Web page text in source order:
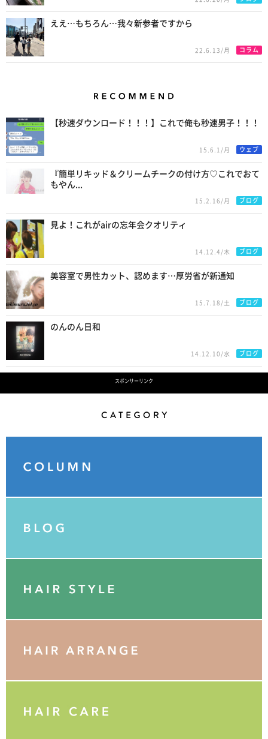
ええ…もちろん…我々新参者ですから
22.6.13/月 コラム
【秒速ダウンロード！！！】これで俺も秒速男子！！！
15.6.1/月 ウェブ
『簡単リキッド＆クリームチークの付け方♡これでおて
もやん...
15.2.16/月 ブログ
見よ！これがairの忘年会クオリティ
14.12.4/木 ブログ
美容室で男性カット、認めます…厚労省が新通知
15.7.18/土 ブログ
のんのん日和
14.12.10/水 ブログ
スポンサーリンク